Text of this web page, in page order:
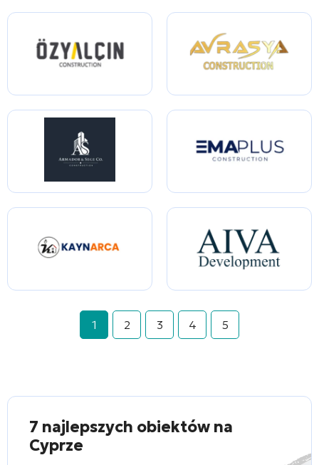
1 2 3 4 5
7 najlepszych obiektów na
Cyprze